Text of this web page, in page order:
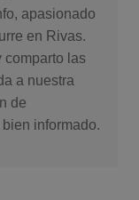
apasionado
en Rivas.
comparto las
a nuestra
de
informado.